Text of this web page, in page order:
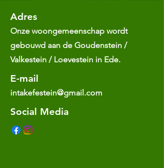
Adres
Onze woongemeenschap wordt
gebouwd aan de Goudenstein /
Valkestein / Loevestein in Ede.
E-mail
intakefestein@gmail.com
Social Media